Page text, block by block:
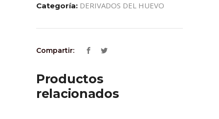
Categoría: DERIVADOS DEL HUEVO
Compartir:
Productos
relacionados